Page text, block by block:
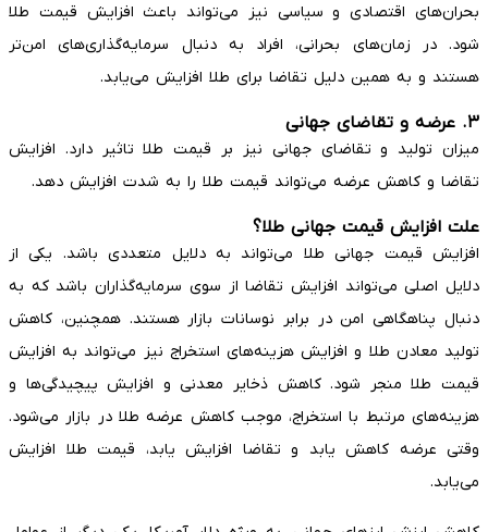
بحران‌های اقتصادی و سیاسی نیز می‌تواند باعث افزایش قیمت طلا
شود. در زمان‌های بحرانی، افراد به دنبال سرمایه‌گذاری‌های امن‌تر
هستند و به همین دلیل تقاضا برای طلا افزایش می‌یابد.
۳. عرضه و تقاضای جهانی
میزان تولید و تقاضای جهانی نیز بر قیمت طلا تاثیر دارد. افزایش
تقاضا و کاهش عرضه می‌تواند قیمت طلا را به شدت افزایش دهد.
علت افزایش قیمت جهانی طلا؟
افزایش قیمت جهانی طلا می‌تواند به دلایل متعددی باشد. یکی از
دلایل اصلی می‌تواند افزایش تقاضا از سوی سرمایه‌گذاران باشد که به
دنبال پناهگاهی امن در برابر نوسانات بازار هستند. همچنین، کاهش
تولید معادن طلا و افزایش هزینه‌های استخراج نیز می‌تواند به افزایش
قیمت طلا منجر شود. کاهش ذخایر معدنی و افزایش پیچیدگی‌ها و
هزینه‌های مرتبط با استخراج، موجب کاهش عرضه طلا در بازار می‌شود.
وقتی عرضه کاهش یابد و تقاضا افزایش یابد، قیمت طلا افزایش
می‌یابد.